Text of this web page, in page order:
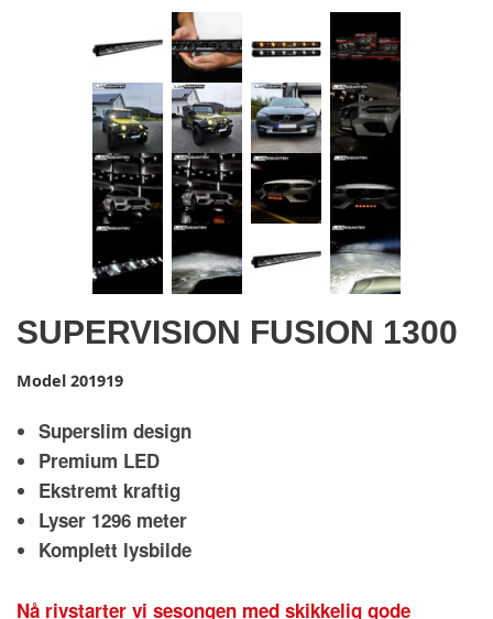
SUPERVISION FUSION 1300
Model 201919
Superslim design
Premium LED
Ekstremt kraftig
Lyser 1296 meter
Komplett lysbilde
Nå rivstarter vi sesongen med skikkelig gode